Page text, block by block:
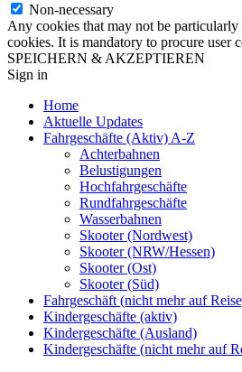
Non-necessary
Any cookies that may not be particularly
cookies. It is mandatory to procure user
SPEICHERN & AKZEPTIEREN
Sign in
Home
Aktuelle Updates
Fahrgeschäfte (Aktiv) A-Z
Achterbahnen
Belustigungen
Hochfahrgeschäfte
Rundfahrgeschäfte
Wasserbahnen
Skooter (Nordwest)
Skooter (NRW/Hessen)
Skooter (Ost)
Skooter (Süd)
Fahrgeschäft (nicht mehr auf
Kindergeschäfte (aktiv)
Kindergeschäfte (Ausland)
Kindergeschäfte (nicht mehr auf